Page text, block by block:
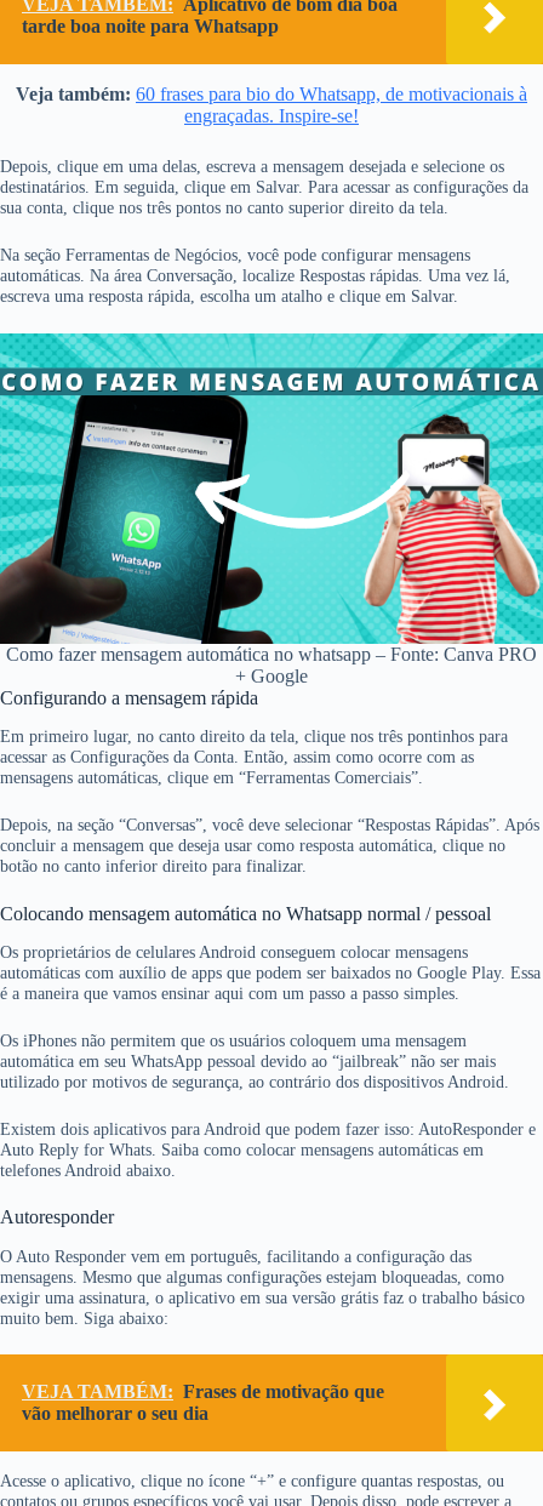
VEJA TAMBÉM: Aplicativo de bom dia boa
tarde boa noite para Whatsapp
Veja também: 60 frases para bio do Whatsapp, de motivacionais à
engraçadas. Inspire-se!
Depois, clique em uma delas, escreva a mensagem desejada e selecione os
destinatários. Em seguida, clique em Salvar. Para acessar as configurações da
sua conta, clique nos três pontos no canto superior direito da tela.
Na seção Ferramentas de Negócios, você pode configurar mensagens
automáticas. Na área Conversação, localize Respostas rápidas. Uma vez lá,
escreva uma resposta rápida, escolha um atalho e clique em Salvar.
Como fazer mensagem automática no whatsapp – Fonte: Canva PRO
+ Google
Configurando a mensagem rápida
Em primeiro lugar, no canto direito da tela, clique nos três pontinhos para
acessar as Configurações da Conta. Então, assim como ocorre com as
mensagens automáticas, clique em “Ferramentas Comerciais”.
Depois, na seção “Conversas”, você deve selecionar “Respostas Rápidas”. Após
concluir a mensagem que deseja usar como resposta automática, clique no
botão no canto inferior direito para finalizar.
Colocando mensagem automática no Whatsapp normal / pessoal
Os proprietários de celulares Android conseguem colocar mensagens
automáticas com auxílio de apps que podem ser baixados no Google Play. Essa
é a maneira que vamos ensinar aqui com um passo a passo simples.
Os iPhones não permitem que os usuários coloquem uma mensagem
automática em seu WhatsApp pessoal devido ao “jailbreak” não ser mais
utilizado por motivos de segurança, ao contrário dos dispositivos Android.
Existem dois aplicativos para Android que podem fazer isso: AutoResponder e
Auto Reply for Whats. Saiba como colocar mensagens automáticas em
telefones Android abaixo.
Autoresponder
O Auto Responder vem em português, facilitando a configuração das
mensagens. Mesmo que algumas configurações estejam bloqueadas, como
exigir uma assinatura, o aplicativo em sua versão grátis faz o trabalho básico
muito bem. Siga abaixo:
VEJA TAMBÉM: Frases de motivação que
vão melhorar o seu dia
Acesse o aplicativo, clique no ícone “+” e configure quantas respostas, ou
contatos ou grupos específicos você vai usar. Depois disso, pode escrever a